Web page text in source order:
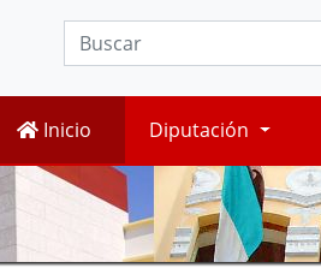
Inicio Diputación